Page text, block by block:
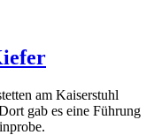
am Kaiserstuhl
gab es eine Führung